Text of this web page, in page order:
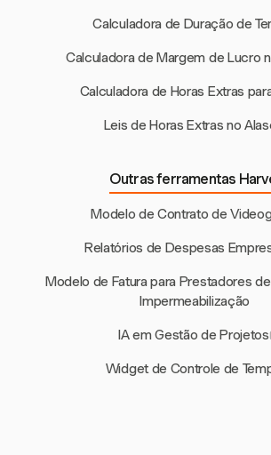
Calculadora de Duração de
Calculadora de Margem de Lucro
Calculadora de Horas Extras
Leis de Horas Extras no
Outras ferramentas
Modelo de Contrato de
Relatórios de Despesas
Modelo de Fatura para Prestadores
Impermeabilização
IA em Gestão de Projetos
Widget de Controle de